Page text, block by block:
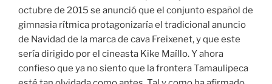
octubre de 2015 se anunció que el conjunto español de
gimnasia rítmica protagonizaría el tradicional anuncio
de Navidad de la marca de cava Freixenet, y que este
sería dirigido por el cineasta Kike Maíllo. Y ahora
confieso que ya no siento que la frontera Tamaulipeca